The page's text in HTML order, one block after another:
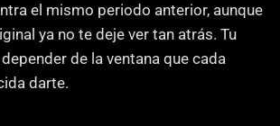
el mismo periodo anterior, aunque
ya no te deje ver tan atrás. Tu
de la ventana que cada
darte.